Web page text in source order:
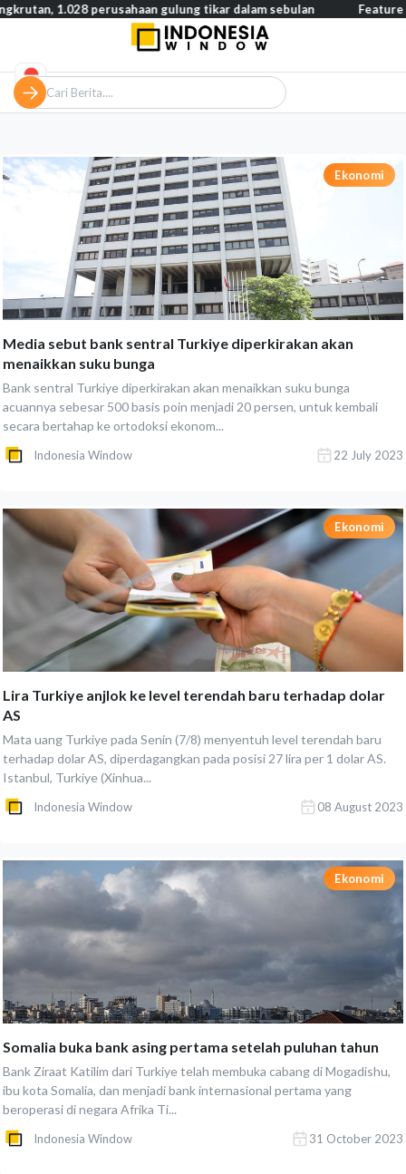
Ekonomi
Media sebut bank sentral Turkiye diperkirakan akan
menaikkan suku bunga
Bank sentral Turkiye diperkirakan akan menaikkan suku bunga
acuannya sebesar 500 basis poin menjadi 20 persen, untuk kembali
secara bertahap ke ortodoksi ekonom...
Indonesia Window 22 July 2023
Ekonomi
Lira Turkiye anjlok ke level terendah baru terhadap dolar
AS
Mata uang Turkiye pada Senin (7/8) menyentuh level terendah baru
terhadap dolar AS, diperdagangkan pada posisi 27 lira per 1 dolar AS.
Istanbul, Turkiye (Xinhua...
Indonesia Window 08 August 2023
Ekonomi
Somalia buka bank asing pertama setelah puluhan tahun
Bank Ziraat Katilim dari Turkiye telah membuka cabang di Mogadishu,
ibu kota Somalia, dan menjadi bank internasional pertama yang
beroperasi di negara Afrika Ti...
Indonesia Window 31 October 2023
1.028 perusahaan gulung tikar dalam sebulan Feature –